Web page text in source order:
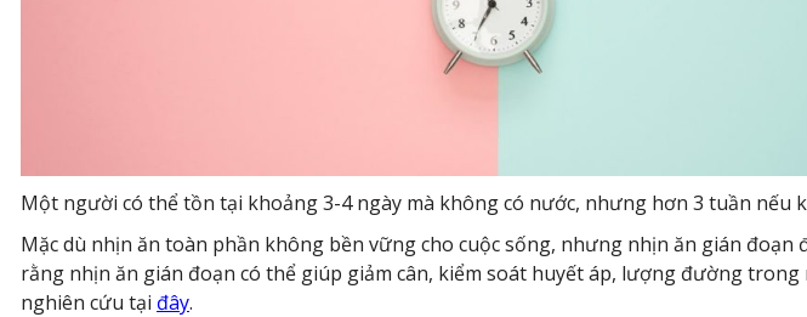
Một người có thể tồn tại khoảng 3-4 ngày mà không có nước, nhưng hơn 3 tuần nếu
Mặc dù nhịn ăn toàn phần không bền vững cho cuộc sống, nhưng nhịn ăn gián
rằng nhịn ăn gián đoạn có thể giúp giảm cân, kiểm soát huyết áp, lượng đường
nghiên cứu tại đây.